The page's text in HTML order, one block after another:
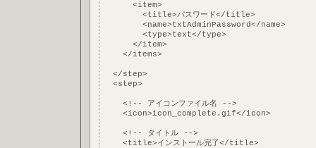
      <item>
        <title>パスワード</title>
        <name>txtAdminPassword</name>
        <type>text</type>
      </item>
    </items>
  </step>
  <step>
    <!-- アイコンファイル名 -->
    <icon>icon_complete.gif</icon>
    <!-- タイトル -->
    <title>インストール完了</title>